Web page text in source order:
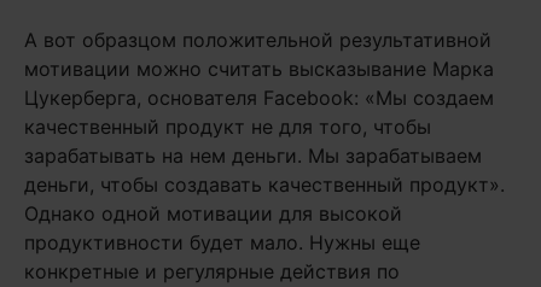
А вот образцом положительной результативной
мотивации можно считать высказывание Марка
Цукерберга, основателя Facebook: «Мы создаем
качественный продукт не для того, чтобы
зарабатывать на нем деньги. Мы зарабатываем
деньги, чтобы создавать качественный продукт».
Однако одной мотивации для высокой
продуктивности будет мало. Нужны еще
конкретные и регулярные действия по